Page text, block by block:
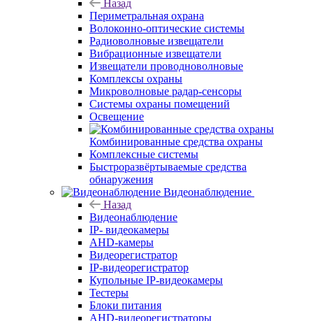
Назад
Периметральная охрана
Волоконно-оптические системы
Радиоволновые извещатели
Вибрационные извещатели
Извещатели проводноволновые
Комплексы охраны
Микроволновые радар-сенсоры
Системы охраны помещений
Освещение
Комбинированные средства охраны
Комплексные системы
Быстроразвёртываемые средства
обнаружения
Видеонаблюдение
Назад
Видеонаблюдение
IP- видеокамеры
AHD-камеры
Видеорегистратор
IP-видеорегистратор
Купольные IP-видеокамеры
Тестеры
Блоки питания
AHD-видеорегистраторы